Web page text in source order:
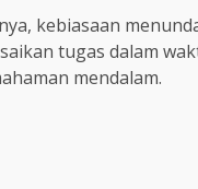
kebiasaan
tugas dalam
mendalam.